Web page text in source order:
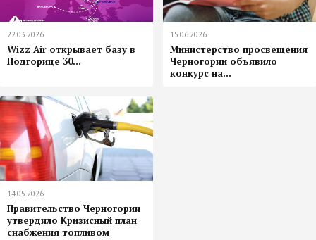
22.03.2026
Wizz Air открывает базу в
Подгорице 30...
15.06.2026
Министерство просвещения
Черногории объявило
конкурс на...
14.05.2026
Правительство Черногории
утвердило Кризисный план
снабжения топливом